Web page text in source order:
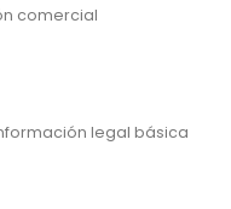
comercial
legal básica